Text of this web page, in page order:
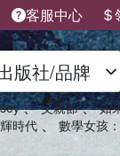
客服中心
、 父親節 、 如
時代 、 數學女孩